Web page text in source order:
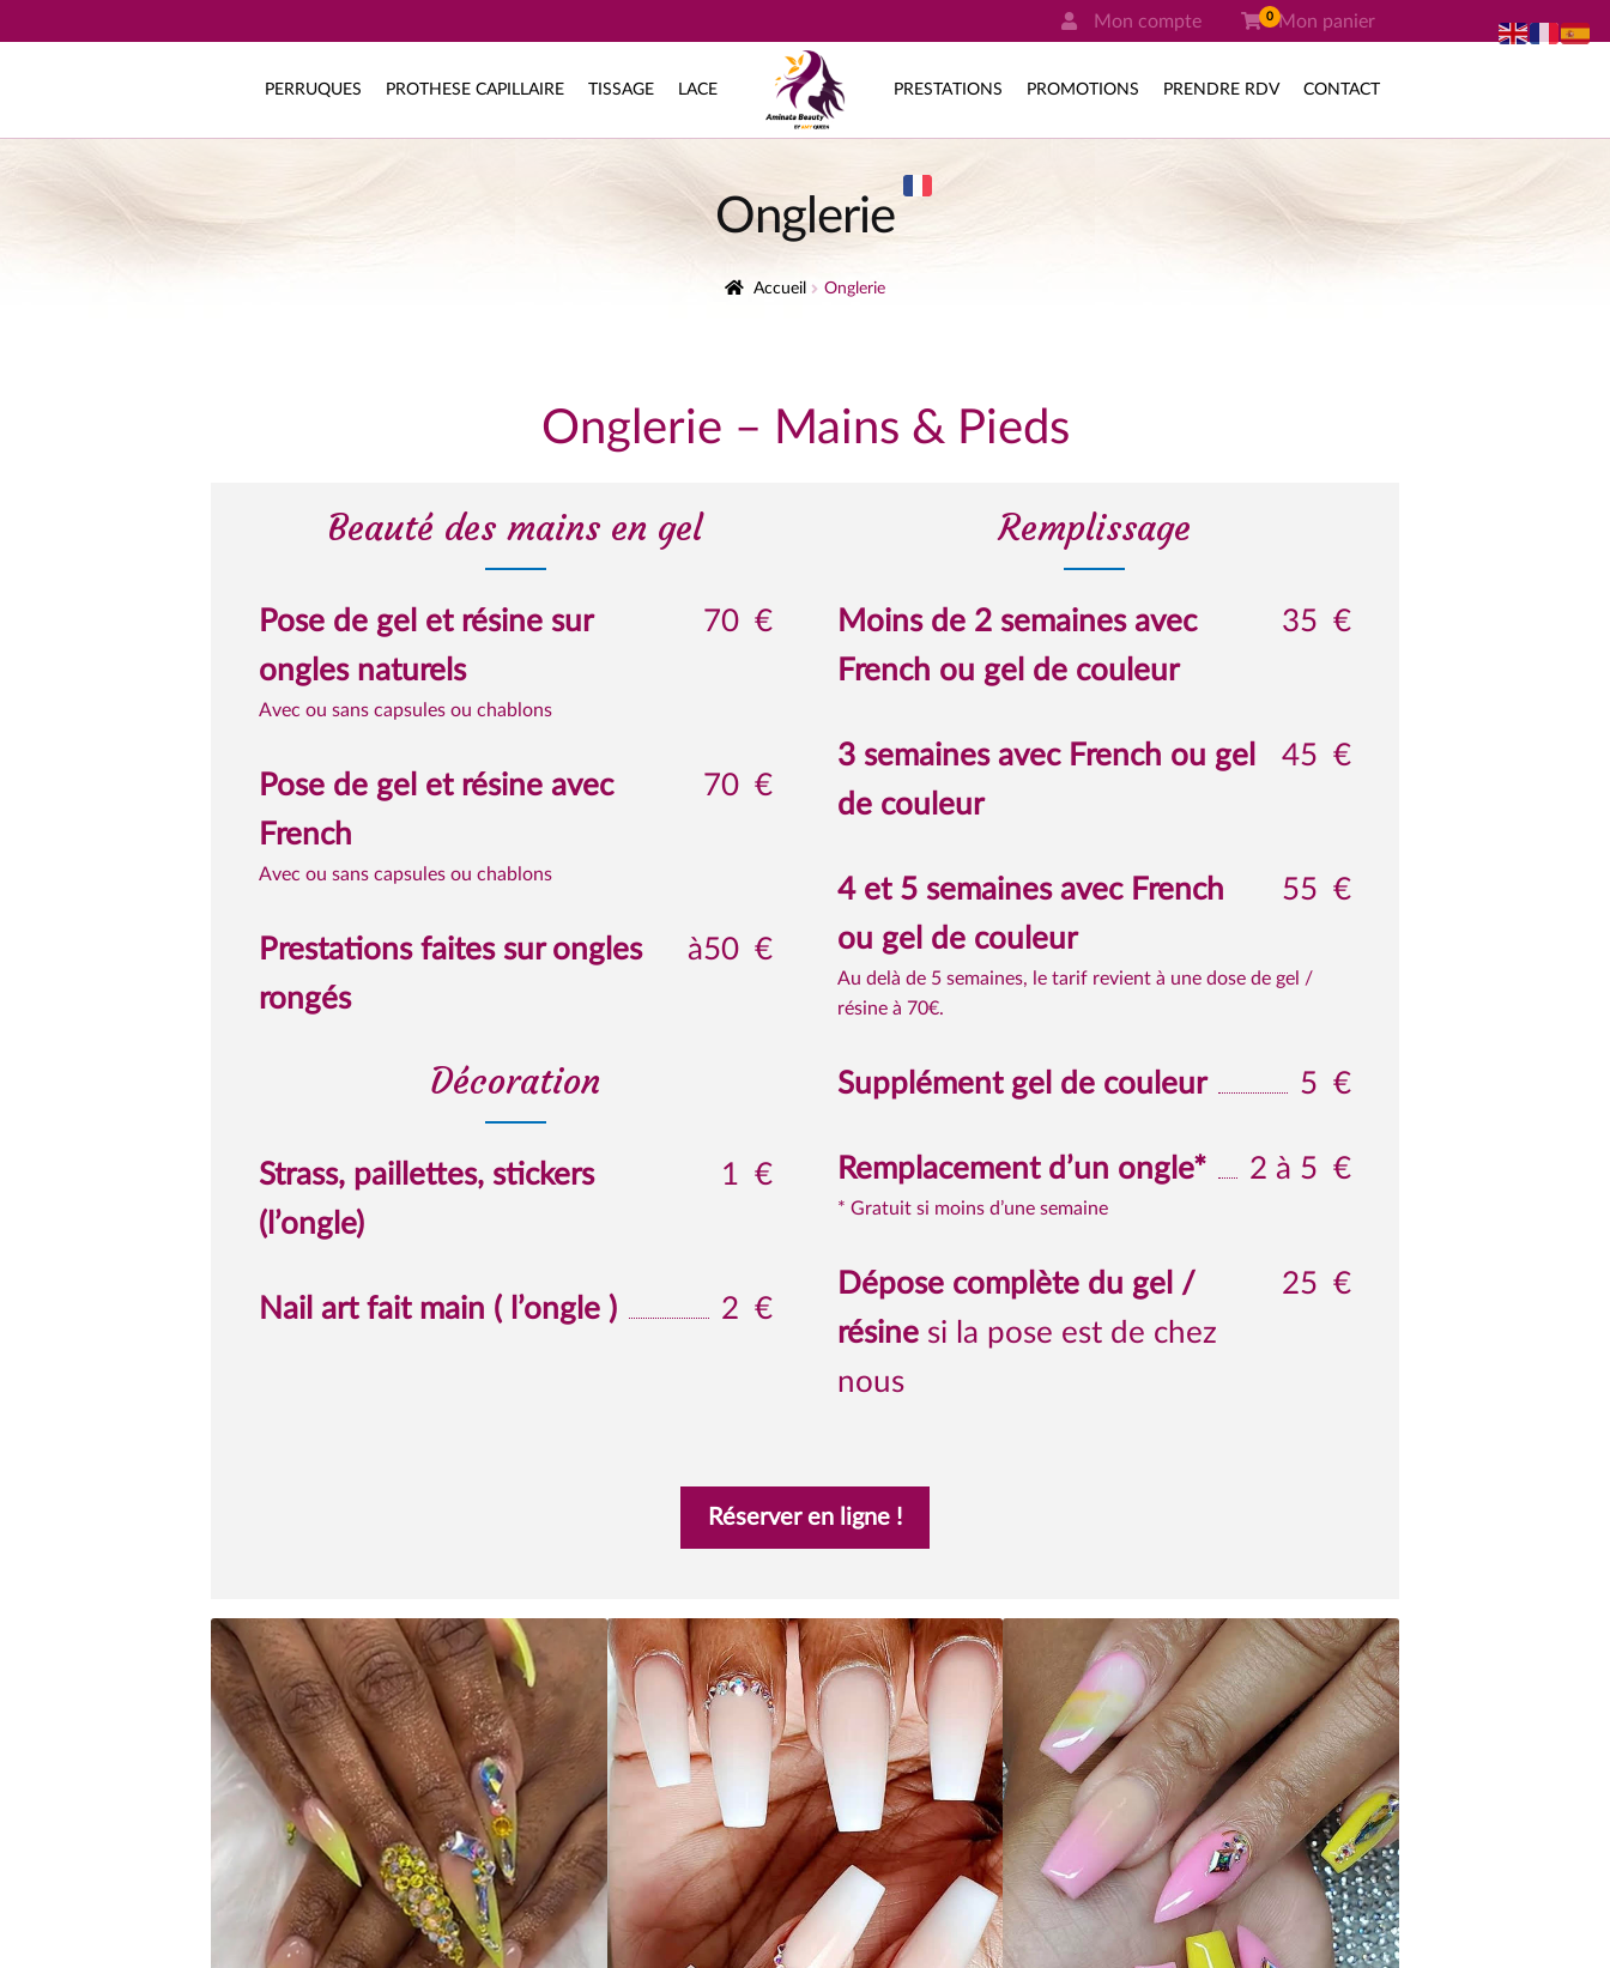
Mon compte 0 Mon panier
PERRUQUES PROTHESE CAPILLAIRE TISSAGE LACE PRESTATIONS PROMOTIONS PRENDRE RDV CONTACT
Onglerie
Accueil Onglerie
Onglerie – Mains & Pieds
Beauté des mains en gel
Pose de gel et résine sur
ongles naturels
€
70
Avec ou sans capsules ou chablons
Pose de gel et résine avec
French
€
70
Avec ou sans capsules ou chablons
Prestations faites sur ongles
rongés
€
à50
Décoration
Strass, paillettes, stickers
(l’ongle)
€
1
Nail art fait main ( l’ongle ) €
2
Remplissage
Moins de 2 semaines avec
French ou gel de couleur
€
35
3 semaines avec French ou gel
de couleur
€
45
4 et 5 semaines avec French
ou gel de couleur
€
55
Au delà de 5 semaines, le tarif revient à une dose de gel /
résine à 70€.
Supplément gel de couleur €
5
Remplacement d’un ongle* €
2 à 5
* Gratuit si moins d’une semaine
Dépose complète du gel /
résinesi la pose est de chez
nous
€
25
Réserver en ligne !